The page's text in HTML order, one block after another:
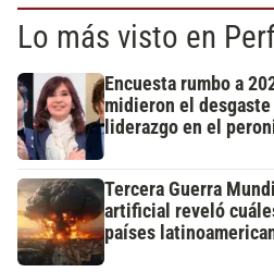
Lo más visto en
Encuesta rumbo a
midieron el
liderazgo en el
Tercera Guerra
artificial reveló
países